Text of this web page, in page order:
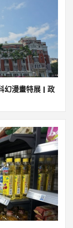
幻漫畫特展 | 政